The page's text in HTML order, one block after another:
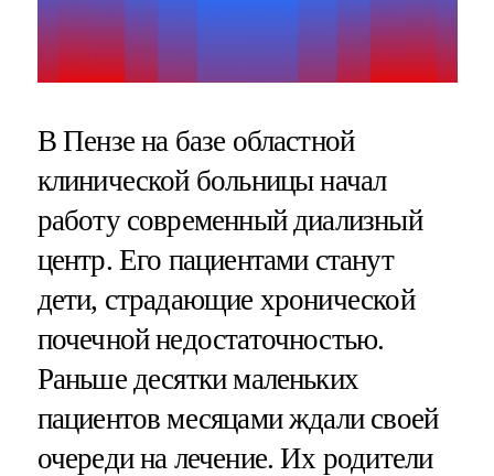
В Пензе на базе областной
клинической больницы начал
работу современный диализный
центр. Его пациентами станут
дети, страдающие хронической
почечной недостаточностью.
Раньше десятки маленьких
пациентов месяцами ждали своей
очереди на лечение. Их родители